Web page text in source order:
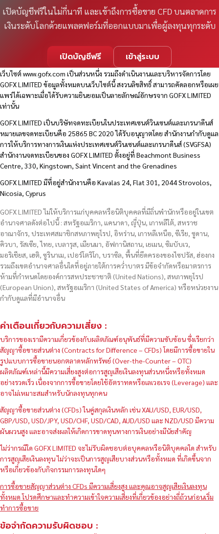
เปิดบัญชีฟรีในไม่กี่นาที และเข้าถึงการซื้อขาย CFD บนตลาดการ
เงินระดับโลกด้วยแพลตฟอร์มที่ออกแบบมาเพื่อผู้ลงทุนทุกระดับ
เปิดบัญชีฟรี เข้าสู่ระบบ
เว็บไซต์www.gofx.com เป็นส่วนหนึ่ง รวมถึงดำเนินงานและบริหารจัดการโดย
GOFX LIMITED ข้อมูลทั้งหมดบนเว็บไซต์นี้ สงวนลิขสิทธิ์ สามารถคัดลอกหรือเผย
แพร่ได้เฉพาะเมื่อได้รับความยินยอมเป็นลายลักษณ์อักษรจาก GOFX LIMITED
เท่านั้น
GOFX LIMITED เป็นบริษัทจดทะเบียนในประเทศเซนต์วินเซนต์และเกรนาดีนส์
หมายเลขจดทะเบียนคือ 25865 BC 2020 ได้รับอนุญาตโดย สำนักงานกำกับดูแล
การให้บริการทางการเงินแห่งประเทศเซนต์วินเซนต์และเกรนาดีนส์ (SVGFSA)
สำนักงานจดทะเบียนของ GOFX LIMITED ตั้งอยู่ที่ Beachmont Business
Centre, 330, Kingstown, Saint Vincent and the Grenadines
GOFX LIMITED มีที่อยู่สำนักงานคือ Kavalas 24, Flat 301, 2044 Strovolos,
Nicosia, Cyprus
GOFX LIMITED ไม่ให้บริการแก่บุคคลหรือนิติบุคคลที่มีถิ่นพำนักหรืออยู่ในเขต
อำนาจศาลดังต่อไปนี้ : สหรัฐอเมริกา, แคนาดา, ญี่ปุ่น, เกาหลีใต้, สหราช
อาณาจักร, ประเทศสมาชิกสหภาพยุโรป, อิหร่าน, เกาหลีเหนือ, ซีเรีย, ซูดาน,
คิวบา, รัสเซีย, ไทย, เบลารุส, เมียนมา, อัฟกานิสถาน, เยเมน, ซิมบับเว,
มอริเชียส, เฮติ, ซูรินาเม, เปอร์โตริโก, บราซิล, พื้นที่ยึดครองของไซปรัส, ฮ่องกง
รวมถึงเขตอำนาจศาลอื่นใดที่อยู่ภายใต้การคว่ำบาตร มีข้อจำกัดหรือมาตรการ
ห้ามที่กำหนดโดยองค์การสหประชาชาติ (United Nations), สหภาพยุโรป
(European Union), สหรัฐอเมริกา (United States of America) หรือหน่วยงาน
กำกับดูแลที่มีอำนาจอื่น
คำเตือนเกี่ยวกับความเสี่ยง :
บริการของเรามีความเกี่ยวข้องกับผลิตภัณฑ์อนุพันธ์ที่มีความซับซ้อน ซึ่งเรียกว่า
สัญญาซื้อขายส่วนต่าง (Contracts for Difference – CFDs) โดยมีการซื้อขายใน
รูปแบบการซื้อขายนอกตลาดหลักทรัพย์ (Over-the-Counter – OTC)
ผลิตภัณฑ์เหล่านี้มีความเสี่ยงสูงต่อการสูญเสียเงินลงทุนส่วนหนึ่งหรือทั้งหมด
อย่างรวดเร็ว เนื่องจากการซื้อขายโดยใช้อัตราทดหรือเลเวอเรจ (Leverage) และ
อาจไม่เหมาะสมสำหรับนักลงทุนทุกคน
สัญญาซื้อขายส่วนต่าง (CFDs) ในคู่สกุลเงินหลัก เช่น XAU/USD, EUR/USD,
GBP/USD, USD/JPY, USD/CHF, USD/CAD, AUD/USD และ NZD/USD มีความ
ผันผวนสูง และอาจส่งผลให้เกิดการขาดทุนทางการเงินอย่างมีนัยสำคัญ
ไม่ว่ากรณีใด GOFX LIMITED จะไม่รับผิดชอบต่อบุคคลหรือนิติบุคคลใด สำหรับ
การสูญเสียเงินลงทุน ไม่ว่าจะเป็นการสูญเสียบางส่วนหรือทั้งหมด ที่เกิดขึ้นจาก
หรือเกี่ยวข้องกับกิจกรรมการลงทุนใดๆ
การซื้อขายสัญญาส่วนต่าง CFDs มีความเสี่ยงสูง และคุณอาจสูญเสียเงินลงทุน
ทั้งหมด โปรดศึกษาและทำความเข้าใจความเสี่ยงที่เกี่ยวข้องอย่างถี่ถ้วนก่อนเริ่ม
ทำการซื้อขาย
ข้อจำกัดความรับผิดชอบ :